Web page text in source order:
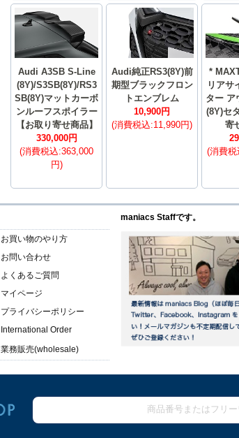
Audi A3SB S-Line
(8Y)/S3SB(8Y)/RS3
SB(8Y)マットカーボ
ンルーフスポイラー
【お取り寄せ商品】
330,000円
(消費税込:363,000
円)
Audi純正RS3(8Y)前
期型ブラックフロン
トエンブレム
10,900円
(消費税込:11,990円)
*
リアサ
ター
(8Y)セ
寄
(消費
お買い物のやり方
お問い合わせ
よくあるご質問
マイページ
プライバシーポリシー
International Order
業務販売(wholesale)
maniacs Staffです。